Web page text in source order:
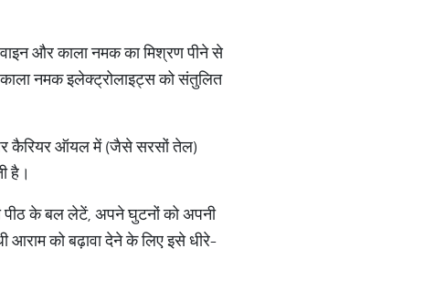
और काला नमक का मिश्रण पीने से
नमक इलेक्ट्रोलाइट्स को संतुलित
पर कैरियर ऑयल में (जैसे सरसों तेल)
है।
पीठ के बल लेटें, अपने घुटनों को अपनी
को बढ़ावा देने के लिए इसे धीरे-